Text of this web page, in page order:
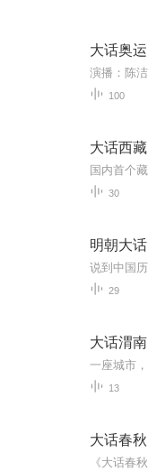
大话奥运
100
大话西藏
30
明朝大话
29
大话渭南
13
大话春秋